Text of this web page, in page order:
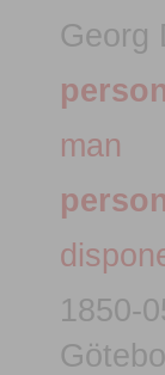
Georg
man
1850-